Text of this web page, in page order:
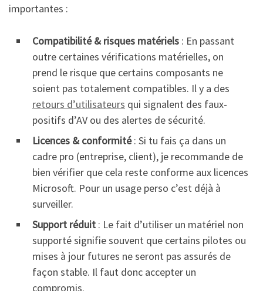
importantes :
Compatibilité & risques matériels : En passant
outre certaines vérifications matérielles, on
prend le risque que certains composants ne
soient pas totalement compatibles. Il y a des
retours d’utilisateurs qui signalent des faux-
positifs d’AV ou des alertes de sécurité.
Licences & conformité: Si tu fais ça dans un
cadre pro (entreprise, client), je recommande de
bien vérifier que cela reste conforme aux licences
Microsoft. Pour un usage perso c’est déjà à
surveiller.
Support réduit : Le fait d’utiliser un matériel non
supporté signifie souvent que certains pilotes ou
mises à jour futures ne seront pas assurés de
façon stable. Il faut donc accepter un
compromis.